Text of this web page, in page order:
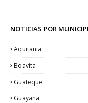
NOTICIAS POR
Aquitania
Boavita
Guateque
Guayana